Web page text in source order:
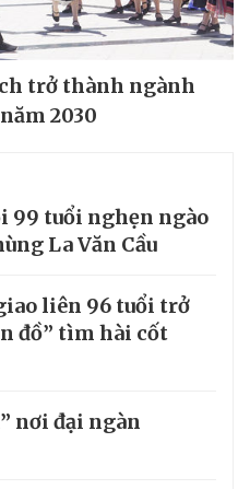
trở thành ngành
2030
99 tuổi nghẹn ngào
La Văn Cầu
liên 96 tuổi trở
đồ” tìm hài cốt
nơi đại ngàn